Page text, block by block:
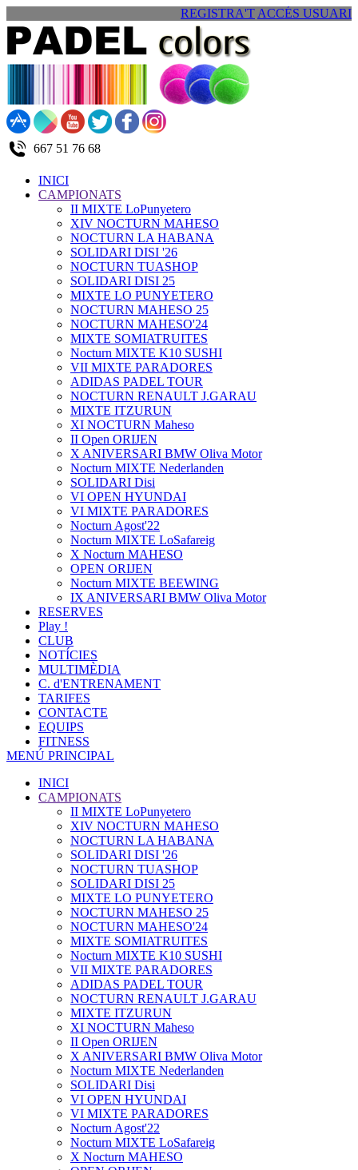
REGISTRA'T ACCÉS USUARI
667 51 76 68
INICI
CAMPIONATS
II MIXTE LoPunyetero
XIV NOCTURN MAHESO
NOCTURN LA HABANA
SOLIDARI DISI '26
NOCTURN TUASHOP
SOLIDARI DISI 25
MIXTE LO PUNYETERO
NOCTURN MAHESO 25
NOCTURN MAHESO'24
MIXTE SOMIATRUITES
Nocturn MIXTE K10 SUSHI
VII MIXTE PARADORES
ADIDAS PADEL TOUR
NOCTURN RENAULT J.GARAU
MIXTE ITZURUN
XI NOCTURN Maheso
II Open ORIJEN
X ANIVERSARI BMW Oliva Motor
Nocturn MIXTE Nederlanden
SOLIDARI Disi
VI OPEN HYUNDAI
VI MIXTE PARADORES
Nocturn Agost'22
Nocturn MIXTE LoSafareig
X Nocturn MAHESO
OPEN ORIJEN
Nocturn MIXTE BEEWING
IX ANIVERSARI BMW Oliva Motor
RESERVES
Play !
CLUB
NOTÍCIES
MULTIMÈDIA
C. d'ENTRENAMENT
TARIFES
CONTACTE
EQUIPS
FITNESS
MENÚ PRINCIPAL
INICI
CAMPIONATS
II MIXTE LoPunyetero
XIV NOCTURN MAHESO
NOCTURN LA HABANA
SOLIDARI DISI '26
NOCTURN TUASHOP
SOLIDARI DISI 25
MIXTE LO PUNYETERO
NOCTURN MAHESO 25
NOCTURN MAHESO'24
MIXTE SOMIATRUITES
Nocturn MIXTE K10 SUSHI
VII MIXTE PARADORES
ADIDAS PADEL TOUR
NOCTURN RENAULT J.GARAU
MIXTE ITZURUN
XI NOCTURN Maheso
II Open ORIJEN
X ANIVERSARI BMW Oliva Motor
Nocturn MIXTE Nederlanden
SOLIDARI Disi
VI OPEN HYUNDAI
VI MIXTE PARADORES
Nocturn Agost'22
Nocturn MIXTE LoSafareig
X Nocturn MAHESO